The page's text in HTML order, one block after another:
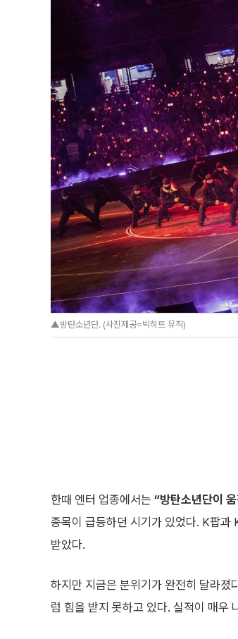
▲방탄소년단. (사진제공=빅히트 뮤직)
한때 엔터 업종에서는 “방탄소년단이
종목이 급등하던 시기가 있었다. K팝과
받았다.
하지만 지금은 분위기가 완전히 달라졌
럼 힘을 받지 못하고 있다. 실적이 매우